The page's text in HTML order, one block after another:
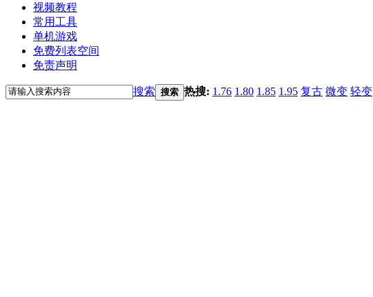
视频教程
常用工具
单机游戏
免费列表空间
免责声明
搜索 搜索 热搜: 1.76 1.80 1.85 1.95 复古 微变 轻变